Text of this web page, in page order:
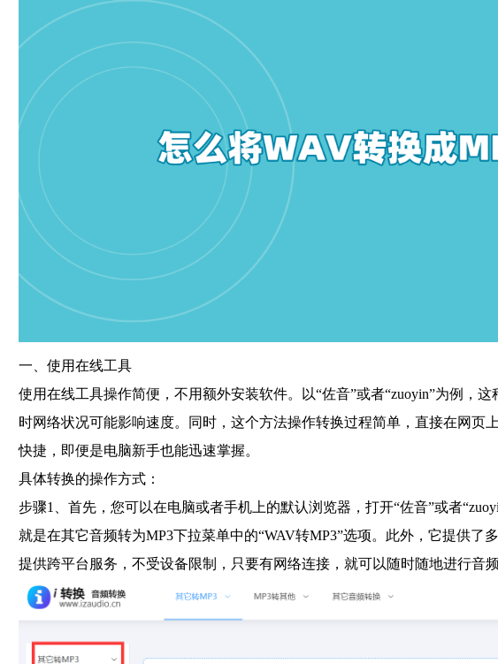
一、使用在线工具
使用在线工具操作简便，不用额外安装软件。以“佐音”或者“zuoyin”为例，
时网络状况可能影响速度。同时，这个方法操作转换过程简单，直接在网页
快捷，即便是电脑新手也能迅速掌握。
具体转换的操作方式：
步骤1、首先，您可以在电脑或者手机上的默认浏览器，打开“佐音”或者
就是在其它音频转为MP3下拉菜单中的“WAV转MP3”选项。此外，它提供
提供跨平台服务，不受设备限制，只要有网络连接，就可以随时随地进行音频